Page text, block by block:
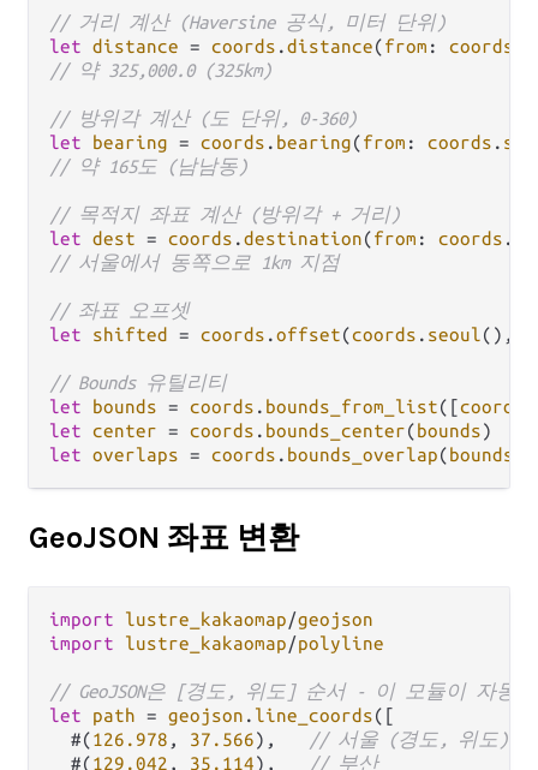
// 거리 계산 (Haversine 공식, 미터 단위)
let distance = coords .distance(from : coords
// 약 325,000.0 (325km)
// 방위각 계산 (도 단위, 0-360)
let
bearing = coords . bearing(from : coords .
// 약 165도 (남남동)
// 목적지 좌표 계산 (방위각 + 거리)
let dest = coords .destination(from : coords .
// 서울에서 동쪽으로 1km 지점
// 좌표 오프셋
let
shifted = coords .offset(coords . seoul(),
// Bounds 유틸리티
let
bounds = coords . bounds_from_list([coords
let center = coords . bounds_center(bounds
let overlaps = coords . bounds_overlap(bounds_a
GeoJSON 좌표 변환
import lustre_kakaomap/geojson
import
lustre_kakaomap/polyline
// GeoJSON은 [경도, 위도] 순서 - 이 모듈이 자동
let
path = geojson . line_coords([
  #(
126.978 , 37.566),
// 서울 (경도, 위도)
  #(
129.042 , 35.114), // 부산